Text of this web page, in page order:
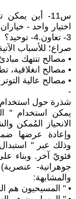
س11- أين يمكن
3- تعاون.4- توحيد؟
صراع؛ للأسباب
• مصالح تنتهك
• مصالح انغلاقية،
• مصالح عالية التوتر
-
شذرة حول استخدام
يمكن استخدام "
الانحياز المُمكن
وإعادة عرضها
وذلك عبر " استبدال
فئويّ آخر. وبناء
جوهرانية-
والمشابهة:
• " المسيحيون هم